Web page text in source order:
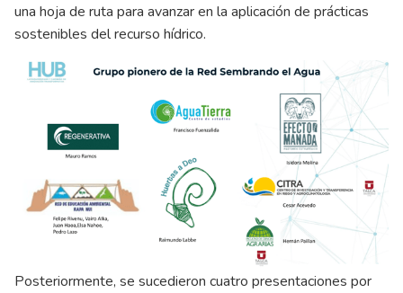
una hoja de ruta para avanzar en la aplicación de prácticas
sostenibles del recurso hídrico.
Posteriormente, se sucedieron cuatro presentaciones por